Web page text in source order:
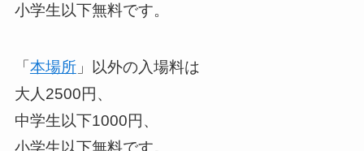
小学生以下無料です。
「 本場所」以外の入場料は
大人2500円、
中学生以下1000円、
小学生以下無料です。